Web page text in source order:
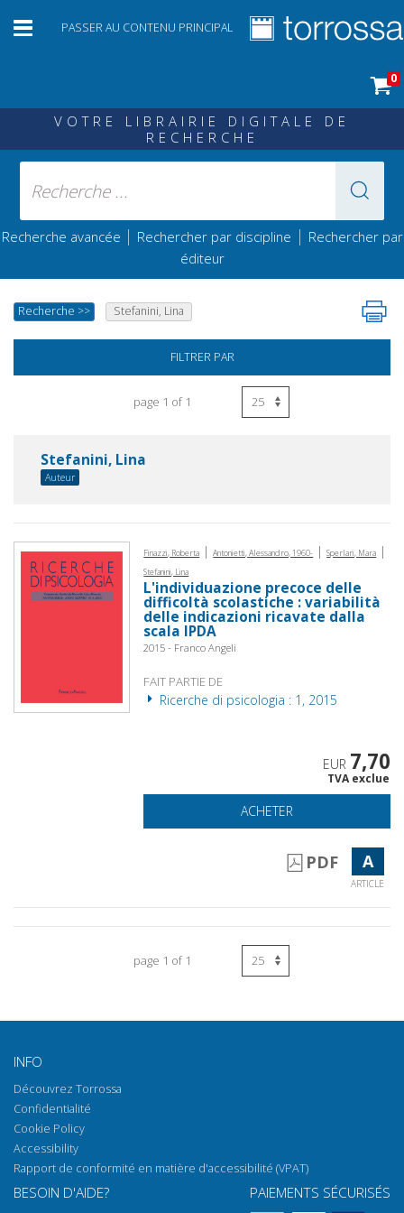
PASSER AU CONTENU PRINCIPAL
0
VOTRE LIBRAIRIE DIGITALE DE
RECHERCHE
Recherche avancée | Rechercher par discipline | Rechercher par
éditeur
Recherche >> Stefanini, Lina
FILTRER PAR
page 1 of 1
Stefanini, Lina
Auteur
Finazzi, Roberta | Antonietti, Alessandro, 1960- | Sperlari, Mara |
Stefanini, Lina
L'individuazione precoce delle
difficoltà scolastiche : variabilità
delle indicazioni ricavate dalla
scala IPDA
2015 - Franco Angeli
FAIT PARTIE DE
Ricerche di psicologia : 1, 2015
EUR 7,70
TVA exclue
ACHETER
PDF A
ARTICLE
page 1 of 1
INFO
Découvrez Torrossa
Confidentialité
Cookie Policy
Accessibility
Rapport de conformité en matière d'accessibilité (VPAT)
BESOIN D'AIDE? PAIEMENTS SÉCURISÉS